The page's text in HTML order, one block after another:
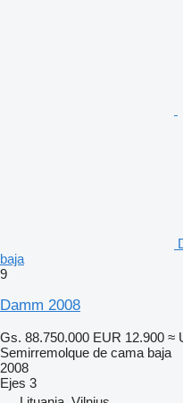
baja
9
Damm 2008
Gs. 88.750.000 EUR 12.900 ≈
Semirremolque de cama baja
2008
Ejes 3